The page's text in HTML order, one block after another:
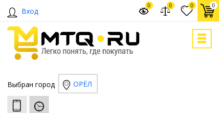
Вход
0 0
0 0
Выбран город ОРЁЛ